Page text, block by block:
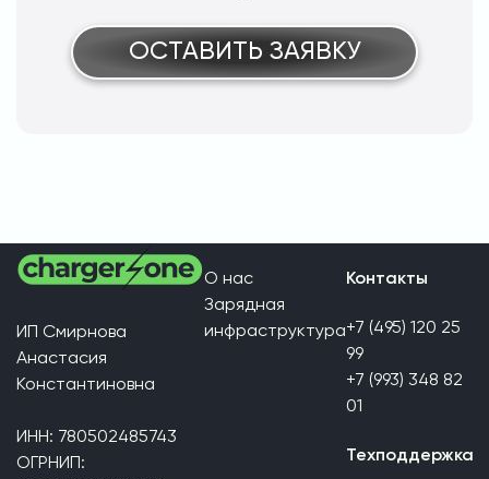
ОСТАВИТЬ ЗАЯВКУ
ИП Смирнова
Анастасия
Константиновна
ИНН: 780502485743
ОГРНИП:
О нас
Зарядная
инфраструктура
Контакты
+7 (495) 120 25
99
+7 (993) 348 82
01
Техподдержка